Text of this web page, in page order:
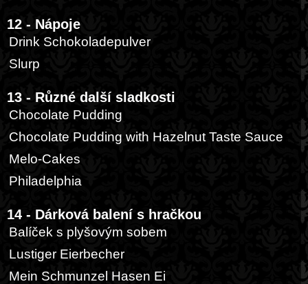
12 - Nápoje
Drink Schokoladepulver
Slurp
13 - Různé další sladkosti
Chocolate Pudding
Chocolate Pudding with Hazelnut Taste Sauce
Melo-Cakes
Philadelphia
14 - Dárková balení s hračkou
Balíček s plyšovým sobem
Lustiger Eierbecher
Mein Schmunzel Hasen Ei